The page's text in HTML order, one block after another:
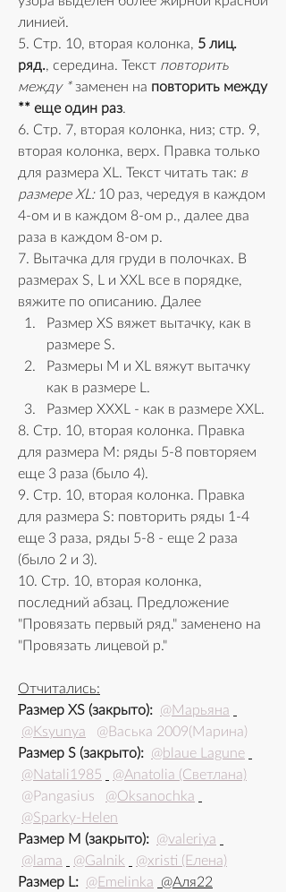
линией.
5. Стр. 10, вторая колонка, 5 лиц.
ряд., середина. Текст повторить
между * заменен на повторить между
** еще один раз.
6. Стр. 7, вторая колонка, низ; стр. 9,
вторая колонка, верх. Правка только
для размера XL. Текст читать так: в
размере XL: 10 раз, чередуя в каждом
4-ом и в каждом 8-ом р., далее два
раза в каждом 8-ом р.
7. Вытачка для груди в полочках. В
размерах S, L и XXL все в порядке,
вяжите по описанию. Далее
Размер XS вяжет вытачку, как в
размере S.
Размеры M и XL вяжут вытачку
как в размере L.
Размер XXXL - как в размере XXL.
8. Стр. 10, вторая колонка. Правка
для размера М: ряды 5-8 повторяем
еще 3 раза (было 4).
9. Стр. 10, вторая колонка. Правка
для размера S: повторить ряды 1-4
еще 3 раза, ряды 5-8 - еще 2 раза
(было 2 и 3).
10. Стр. 10, вторая колонка,
последний абзац. Предложение
"Провязать первый ряд." заменено на
"Провязать лицевой р."
Отчитались:
Размер XS (закрыто): @Марьяна
@Ksyunya
@Васька 2009(Марина)
Размер S (закрыто): @blaue Lagune
@Natali1985
@Anatolia (Светлана)
@Pangasius
@Oksanochka
@Sparky-Helen
Размер M (закрыто): @valeriya
@lama
@Galnik
@xristi (Елена)
Размер L: @Emelinka
@Аля22